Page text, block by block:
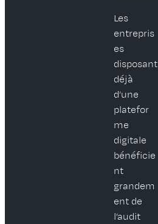
Les
entrepris
es
disposant
déjà
d’une
platefor
me
digitale
bénéficie
nt
grandem
ent de
l’audit